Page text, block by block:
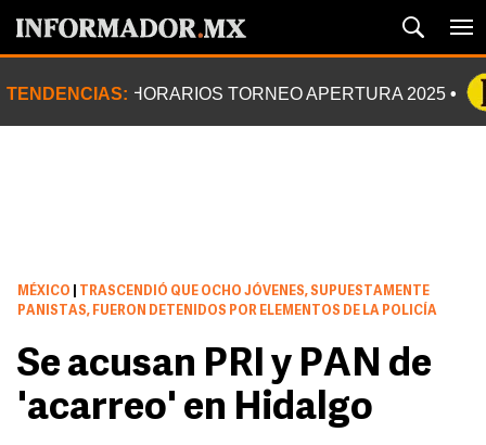
TENDENCIAS: HORARIOS TORNEO APERTURA 2025
MÉXICO
TRASCENDIÓ QUE OCHO JÓVENES, SUPUESTAMENTE
PANISTAS, FUERON DETENIDOS POR ELEMENTOS DE LA POLICÍA
Se acusan PRI y PAN de
'acarreo' en Hidalgo